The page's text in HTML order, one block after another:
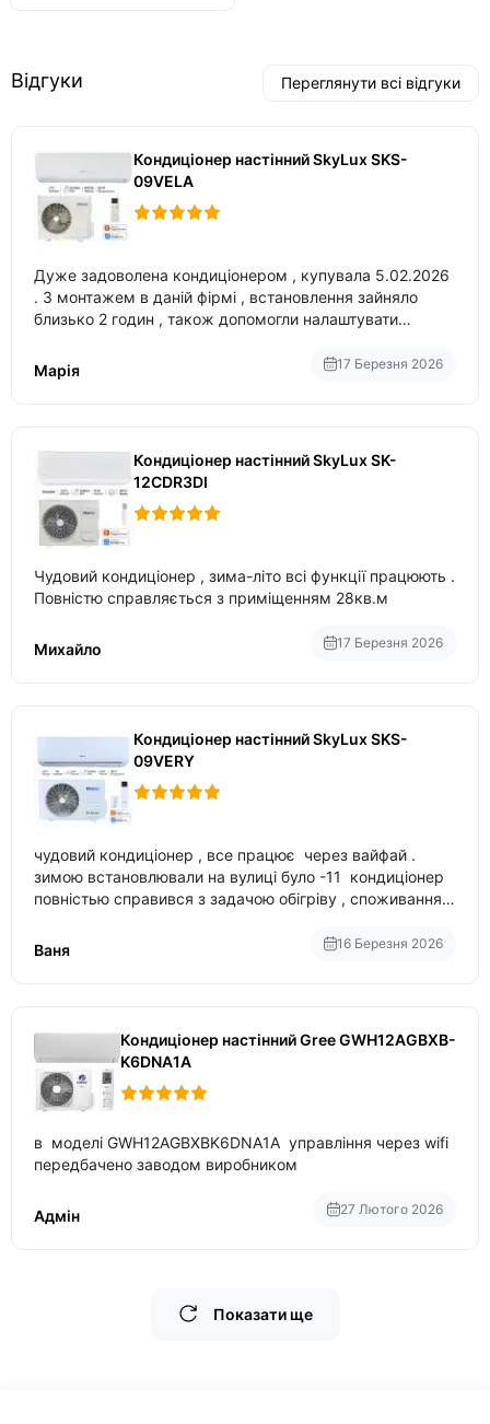
Відгуки Переглянути всі відгуки
Кондиціонер настінний SkyLux SKS-
09VELA
Дуже задоволена кондиціонером , купувала 5.02.2026
. З монтажем в даній фірмі , встановлення зайняло
близько 2 годин , також допомогли налаштувати
Марія
17 Березня 2026
Кондиціонер настінний SkyLux SK-
12CDR3DI
Чудовий кондиціонер , зима-літо всі функції працюють .
Повністю справляється з приміщенням 28кв.м
Михайло 17 Березня 2026
Кондиціонер настінний SkyLux SKS-
09VERY
чудовий кондиціонер , все працює через вайфай .
зимою встановлювали на вулиці було -11 кондиціонер
повністью справився з задачою обігріву , споживання
температури
Ваня 16 Березня 2026
Кондиціонер настінний Gree GWH12AGBXB-
K6DNA1A
в моделі GWH12AGBXBK6DNA1A управління через wifi
передбачено заводом виробником
Адмін 27 Лютого 2026
Показати ще